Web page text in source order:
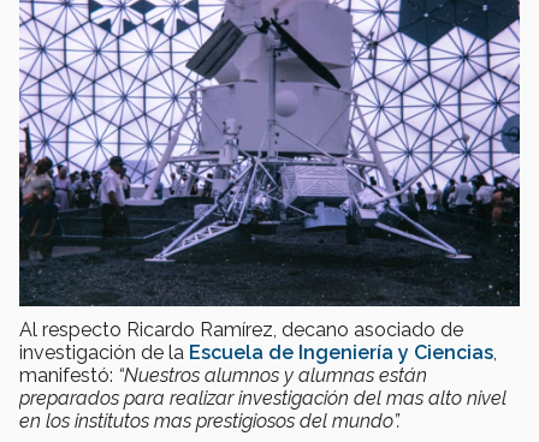
Al respecto Ricardo Ramírez, decano asociado de
investigación de la Escuela de Ingeniería y Ciencias
manifestó: “Nuestros alumnos y alumnas están
preparados para realizar investigación del mas alto nivel
en los institutos mas prestigiosos del mundo”.